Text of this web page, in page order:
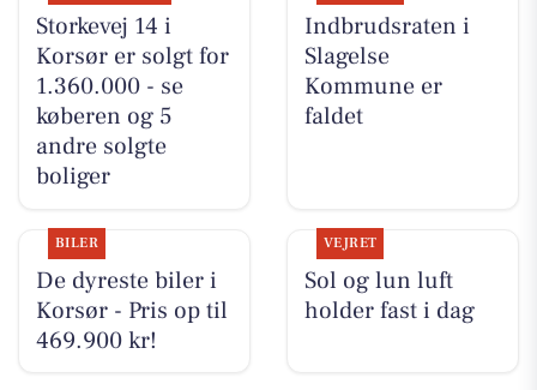
Storkevej 14 i
Korsør er solgt for
1.360.000 - se
køberen og 5
andre solgte
boliger
Indbrudsraten i
Slagelse
Kommune er
faldet
BILER
De dyreste biler i
Korsør - Pris op til
469.900 kr!
VEJRET
Sol og lun luft
holder fast i dag